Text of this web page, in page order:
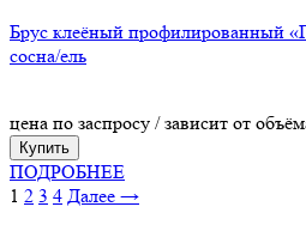
Брус клеёный профилированный
сосна/ель
цена по заспросу / зависит от
Купить
ПОДРОБНЕЕ
1 2 3 4 Далее →